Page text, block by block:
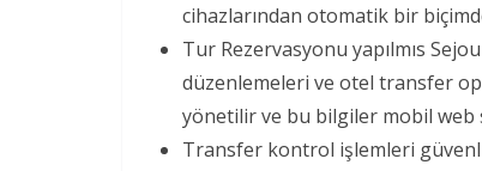
cihazlarından otomatik bir
Tur Rezervasyonu yapılmıs
düzenlemeleri ve otel transfer
yönetilir ve bu bilgiler mobil web
Transfer kontrol işlemleri